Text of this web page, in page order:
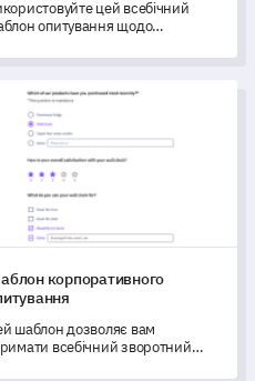
цей всебічний
опитування щодо
важливі дані про досвід
корпоративного опитування
корпоративного
шаблон дозволяє вам
всебічний зворотний